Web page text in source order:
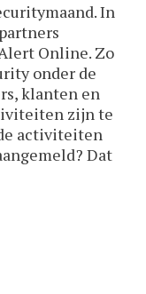
In
Online. Zo
onder de
klanten en
zijn te
activiteiten
Dat